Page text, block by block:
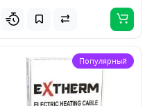
Популярный